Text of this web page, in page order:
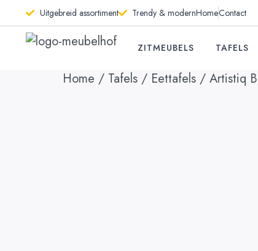
Uitgebreid assortiment Trendy & modernHomeContact
ZITMEUBELS TAFELS
Home / Tafels / Eettafels / Artistiq